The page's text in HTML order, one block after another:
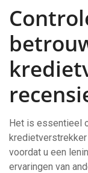
Het is essentieel
voordat u een
ervaringen van